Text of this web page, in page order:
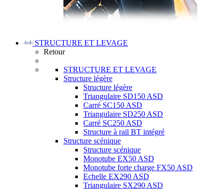
STRUCTURE ET LEVAGE
Retour
STRUCTURE ET LEVAGE
Structure légère
Structure légère
Triangulaire SD150 ASD
Carré SC150 ASD
Triangulaire SD250 ASD
Carré SC250 ASD
Structure à rail BT intégré
Structure scénique
Structure scénique
Monotube EX50 ASD
Monotube forte charge FX50 ASD
Echelle EX290 ASD
Triangulaire SX290 ASD